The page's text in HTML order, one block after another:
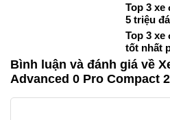
Top 3 xe
5 triệu
Top 3 xe
tốt nhất
Bình luận và đánh giá về
Advanced 0 Pro Compact